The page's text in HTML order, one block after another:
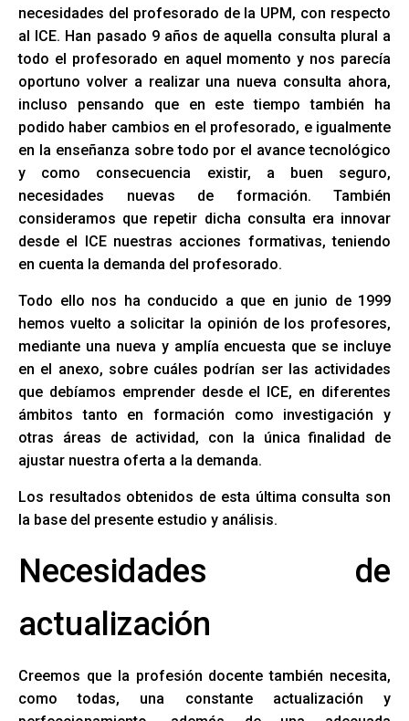
necesidades del profesorado de la UPM, con respecto
al ICE. Han pasado 9 años de aquella consulta plural a
todo el profesorado en aquel momento y nos parecía
oportuno volver a realizar una nueva consulta ahora,
incluso pensando que en este tiempo también ha
podido haber cambios en el profesorado, e igualmente
en la enseñanza sobre todo por el avance tecnológico
y como consecuencia existir, a buen seguro,
necesidades nuevas de formación. También
consideramos que repetir dicha consulta era innovar
desde el ICE nuestras acciones formativas, teniendo
en cuenta la demanda del profesorado.
Todo ello nos ha conducido a que en junio de 1999
hemos vuelto a solicitar la opinión de los profesores,
mediante una nueva y amplía encuesta que se incluye
en el anexo, sobre cuáles podrían ser las actividades
que debíamos emprender desde el ICE, en diferentes
ámbitos tanto en formación como investigación y
otras áreas de actividad, con la única finalidad de
ajustar nuestra oferta a la demanda.
Los resultados obtenidos de esta última consulta son
la base del presente estudio y análisis.
Necesidades de
actualización
Creemos que la profesión docente también necesita,
como todas, una constante actualización y